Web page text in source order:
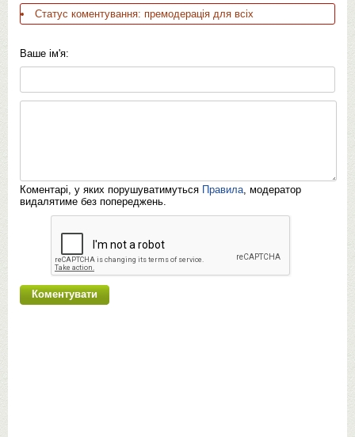
Статус коментування: премодерація для всіх
Ваше ім'я:
Коментарі, у яких порушуватимуться Правила , модератор
видалятиме без попереджень.